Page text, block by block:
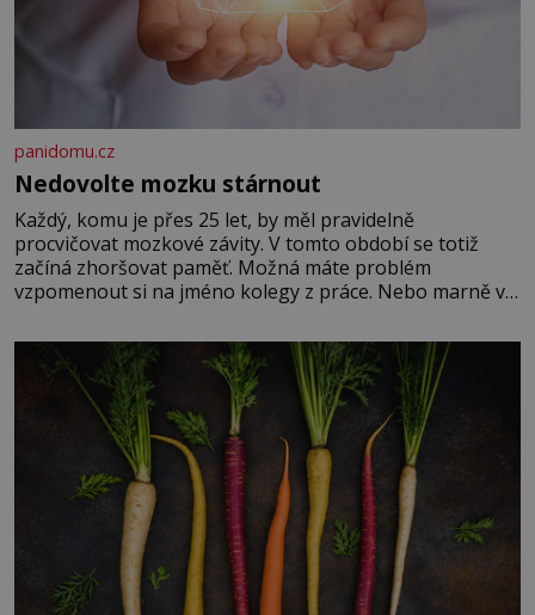
panidomu.cz
Nedovolte mozku stárnout
Každý, komu je přes 25 let, by měl pravidelně
procvičovat mozkové závity. V tomto období se totiž
začíná zhoršovat paměť. Možná máte problém
vzpomenout si na jméno kolegy z práce. Nebo marně v
Je to opravdu tak, s věkem jako kdyby se paměť
rozhodla stávkovat. Cvičte